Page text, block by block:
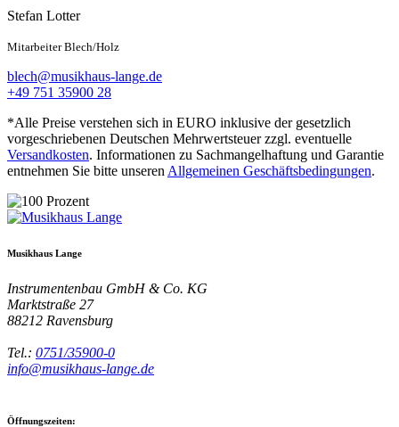
Stefan Lotter
Mitarbeiter Blech/Holz
blech@musikhaus-lange.de
+49 751 35900 28
*Alle Preise verstehen sich in EURO inklusive der gesetzlich
vorgeschriebenen Deutschen Mehrwertsteuer zzgl. eventuelle
Versandkosten. Informationen zu Sachmangelhaftung und Garantie
entnehmen Sie bitte unseren Allgemeinen Geschäftsbedingungen.
Musikhaus Lange
Instrumentenbau GmbH & Co. KG
Marktstraße 27
88212 Ravensburg
Tel.: 0751/35900-0
info@musikhaus-lange.de
Öffnungszeiten: